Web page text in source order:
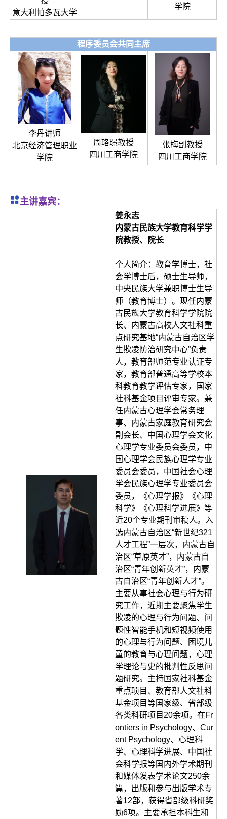
意大利帕多瓦大学
学院
程序委员会共同主席
李丹讲师
北京经济管理职业
学院
周珞璟教授
四川工商学院
张梅副教授
四川工商学院
主讲嘉宾：
姜永志
内蒙古民族大学教育科学学
院教授、院长
个人简介：教育学博士，社
会学博士后，硕士生导师，
中央民族大学兼职博士生导
师（教育博士）。现任内蒙
古民族大学教育科学学院院
长、内蒙古高校人文社科重
点研究基地“内蒙古自治区学
生欺凌防治研究中心”负责
人，教育部师范专业认证专
家，教育部普通高等学校本
科教育教学评估专家，国家
社科基金项目评审专家。兼
任内蒙古心理学会常务理
事、内蒙古家庭教育研究会
副会长、中国心理学会文化
心理学专业委员会委员，中
国心理学会民族心理学专业
委员会委员，中国社会心理
学会民族心理学专业委员会
委员，《心理学报》《心理
科学》《心理科学进展》等
近20个专业期刊审稿人。入
选内蒙古自治区“新世纪321
人才工程”一层次，内蒙古自
治区“草原英才”，内蒙古自
治区“青年创新英才”，内蒙
古自治区“青年创新人才”。
主要从事社会心理与行为研
究工作，近期主要聚焦学生
欺凌的心理与行为问题、问
题性智能手机和短视频使用
的心理与行为问题、困境儿
童的教育与心理问题，心理
学理论与史的批判性反思问
题研究。主持国家社科基金
重点项目、教育部人文社科
基金项目等国家级、省部级
各类科研项目20余项。在Fr
ontiers in Psychology、Cur
ent Psychology、心理科
学、心理科学进展、中国社
会科学报等国内外学术期刊
和媒体发表学术论文250余
篇，出版和参与出版学术专
著12部，获得省部级科研奖
励6项。主要承担本科生和